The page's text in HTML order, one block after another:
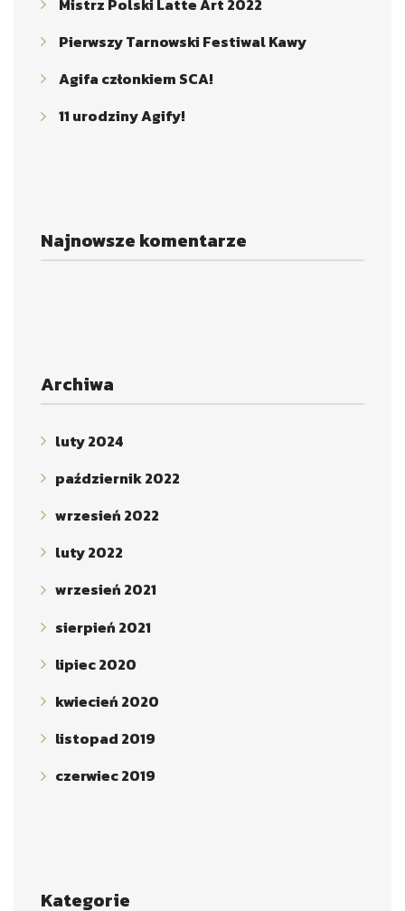
Mistrz Polski Latte Art 2022
Pierwszy Tarnowski Festiwal Kawy
Agifa członkiem SCA!
11 urodziny Agify!
Najnowsze komentarze
Archiwa
luty 2024
październik 2022
wrzesień 2022
luty 2022
wrzesień 2021
sierpień 2021
lipiec 2020
kwiecień 2020
listopad 2019
czerwiec 2019
Kategorie